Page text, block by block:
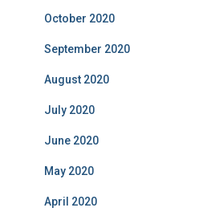
October 2020
September 2020
August 2020
July 2020
June 2020
May 2020
April 2020